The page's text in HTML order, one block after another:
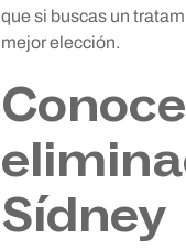
que si buscas un
mejor elección.
Sídney